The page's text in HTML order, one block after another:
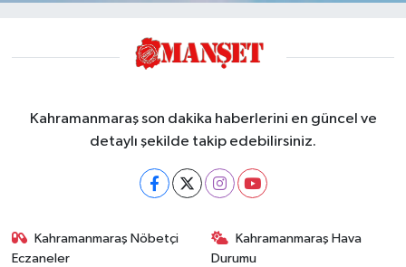
Kahramanmaraş son dakika haberlerini en güncel ve
detaylı şekilde takip edebilirsiniz.
Kahramanmaraş Nöbetçi
Eczaneler
Kahramanmaraş Hava
Durumu